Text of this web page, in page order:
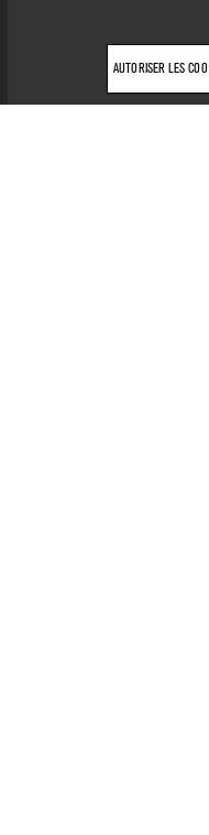
AUTORISER LES